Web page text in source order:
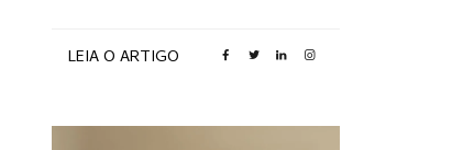
LEIA O ARTIGO